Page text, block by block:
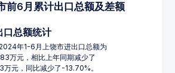
前6月累计出口总额及差额
口总额统计
年1-6月上饶市进出口总额为
万元，相比上年同期减少了
元，同比减少了-13.70%。